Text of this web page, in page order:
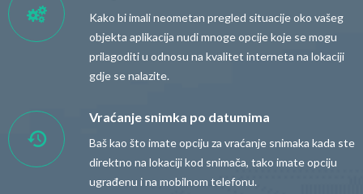
Kako bi imali neometan pregled situacije oko vašeg
objekta aplikacija nudi mnoge opcije koje se mogu
prilagoditi u odnosu na kvalitet interneta na lokaciji
gdje se nalazite.
Vraćanje snimka po datumima
Baš kao što imate opciju za vraćanje snimaka kada ste
direktno na lokaciji kod snimača, tako imate opciju
ugrađenu i na mobilnom telefonu.